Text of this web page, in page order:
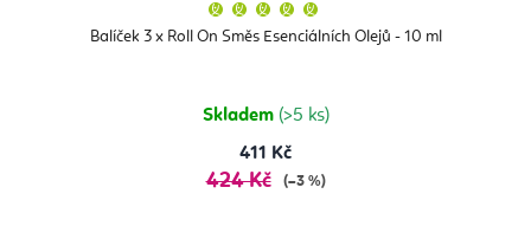
Balíček 3 x Roll On Směs Esenciálních Olejů - 10 ml
produktu
je
hvězdiček.
Skladem (>5 ks)
411 Kč
424 Kč (–3 %)